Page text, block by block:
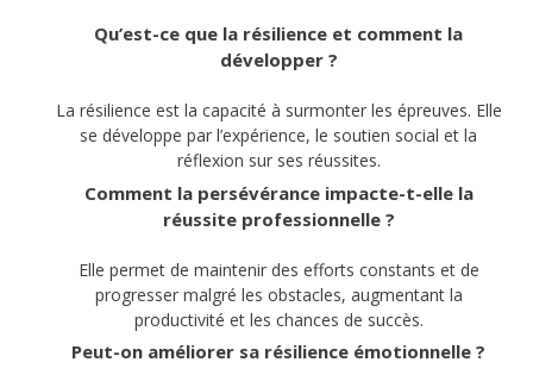
Qu’est-ce que la résilience et comment la
développer ?
La résilience est la capacité à surmonter les épreuves. Elle
se développe par l’expérience, le soutien social et la
réflexion sur ses réussites.
Comment la persévérance impacte-t-elle la
réussite professionnelle ?
Elle permet de maintenir des efforts constants et de
progresser malgré les obstacles, augmentant la
productivité et les chances de succès.
Peut-on améliorer sa résilience émotionnelle ?